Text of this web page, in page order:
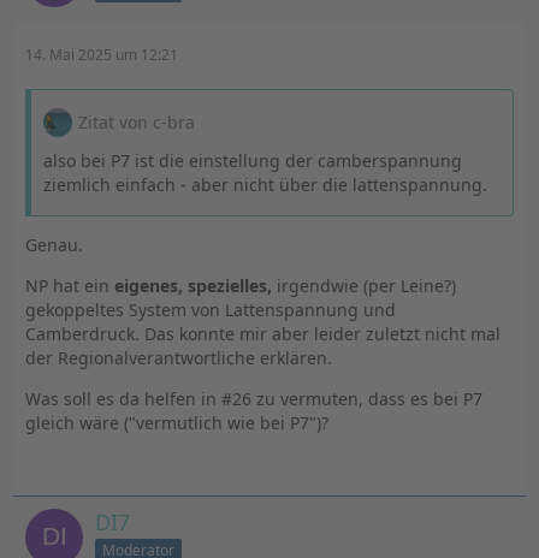
14. Mai 2025 um 12:21
Zitat von c-bra
also bei P7 ist die einstellung der camberspannung
ziemlich einfach - aber nicht über die lattenspannung.
Genau.
NP hat ein eigenes, spezielles, irgendwie (per Leine?)
gekoppeltes System von Lattenspannung und
Camberdruck. Das konnte mir aber leider zuletzt nicht mal
der Regionalverantwortliche erklären.
Was soll es da helfen in #26 zu vermuten, dass es bei P7
gleich wäre ("vermutlich wie bei P7")?
DI7
Moderator